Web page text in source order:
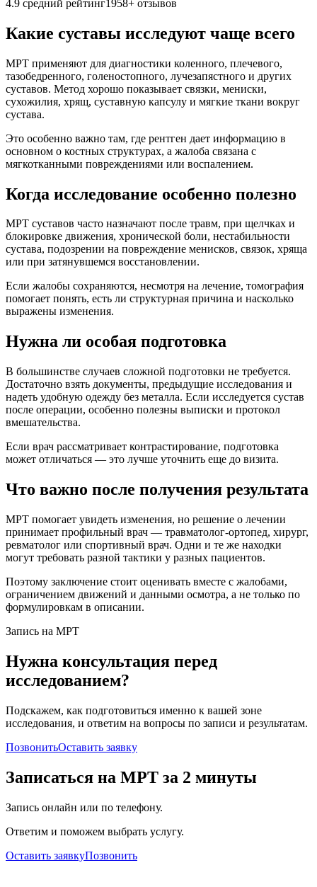
4.9 средний рейтинг1958+ отзывов
Какие суставы исследуют чаще всего
МРТ применяют для диагностики коленного, плечевого,
тазобедренного, голеностопного, лучезапястного и других
суставов. Метод хорошо показывает связки, мениски,
сухожилия, хрящ, суставную капсулу и мягкие ткани вокруг
сустава.
Это особенно важно там, где рентген дает информацию в
основном о костных структурах, а жалоба связана с
мягкотканными повреждениями или воспалением.
Когда исследование особенно полезно
МРТ суставов часто назначают после травм, при щелчках и
блокировке движения, хронической боли, нестабильности
сустава, подозрении на повреждение менисков, связок, хряща
или при затянувшемся восстановлении.
Если жалобы сохраняются, несмотря на лечение, томография
помогает понять, есть ли структурная причина и насколько
выражены изменения.
Нужна ли особая подготовка
В большинстве случаев сложной подготовки не требуется.
Достаточно взять документы, предыдущие исследования и
надеть удобную одежду без металла. Если исследуется сустав
после операции, особенно полезны выписки и протокол
вмешательства.
Если врач рассматривает контрастирование, подготовка
может отличаться — это лучше уточнить еще до визита.
Что важно после получения результата
МРТ помогает увидеть изменения, но решение о лечении
принимает профильный врач — травматолог-ортопед, хирург,
ревматолог или спортивный врач. Одни и те же находки
могут требовать разной тактики у разных пациентов.
Поэтому заключение стоит оценивать вместе с жалобами,
ограничением движений и данными осмотра, а не только по
формулировкам в описании.
Запись на МРТ
Нужна консультация перед
исследованием?
Подскажем, как подготовиться именно к вашей зоне
исследования, и ответим на вопросы по записи и результатам.
ПозвонитьОставить заявку
Записаться на МРТ за 2 минуты
Запись онлайн или по телефону.
Ответим и поможем выбрать услугу.
Оставить заявкуПозвонить